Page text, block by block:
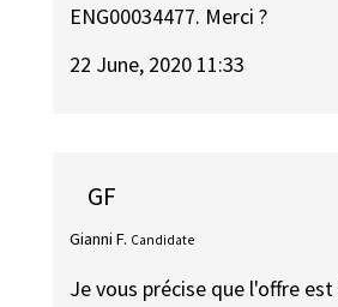
ENG00034477. Merci ?
22 June, 2020 11:33
GF
Gianni F. Candidate
Je vous précise que l'offre est